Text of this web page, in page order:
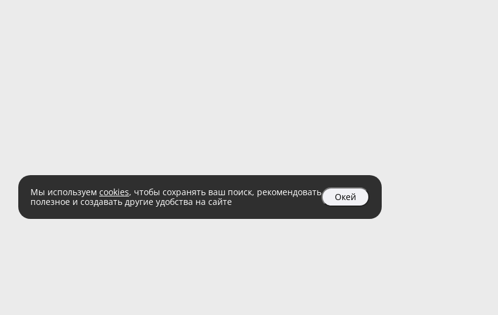
Мы используем cookies, чтобы сохранять ваш поиск, рекомендовать
полезное и создавать другие удобства на сайте
Окей